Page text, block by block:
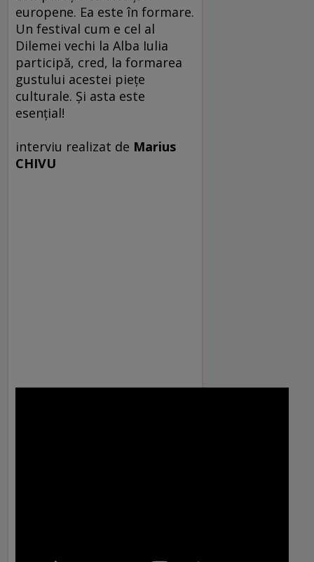
europene. Ea este în formare.
Un festival cum e cel al
Dilemei vechi la Alba Iulia
participă, cred, la formarea
gustului acestei pieţe
culturale. Şi asta este
esenţial!
interviu realizat de Marius
CHIVU